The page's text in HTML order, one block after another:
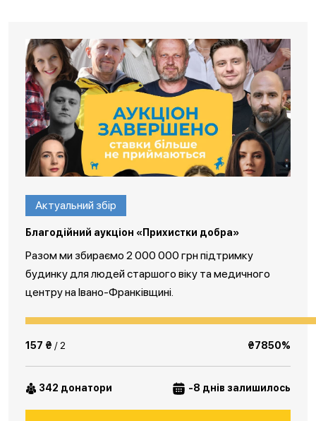
Актуальний збір
Благодійний аукціон «Прихистки добра»
Разом ми збираємо 2 000 000 грн підтримку
будинку для людей старшого віку та медичного
центру на Івано-Франківщині.
157 ₴ / 2 ₴7850%
342 донатори -8 днів залишилось